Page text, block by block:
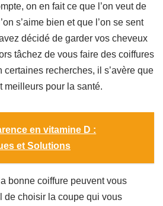
on en fait ce que l’on veut de
s’aime bien et que l’on se sent
décidé de garder vos cheveux
tâchez de vous faire des coiffures
recherches, il s’avère que
meilleurs pour la santé.
en vitamine D :
et Solutions
bonne coiffure peuvent vous
de choisir la coupe qui vous